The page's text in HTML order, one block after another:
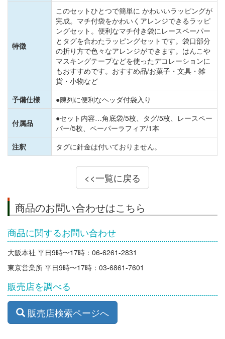
特徴
このセットひとつで簡単に かわいいラッピングが
完成。マチ付袋をかわいくアレンジできるラッピ
ングセット。便利なマチ付き袋にレースペーパー
とタグを合わたラッピングセットです。袋口部分
の折り方で色々なアレンジができます。はんこや
マスキングテープなどを使ったデコレーションに
もおすすめです。おすすめ品/お菓子・文具・雑
貨・小物など
予備仕様
●陳列に便利なヘッダ付袋入り
付属品
●セット内容…角底袋/5枚、タグ/5枚、レースペー
パー/5枚、ペーパーラフィア/1本
注釈
タグに針金は付いておりません。
<<一覧に戻る
商品のお問い合わせはこちら
商品に関するお問い合わせ
大阪本社 平日9時〜17時：06-6261-2831
東京営業所 平日9時〜17時：03-6861-7601
販売店を調べる
販売店検索ページへ